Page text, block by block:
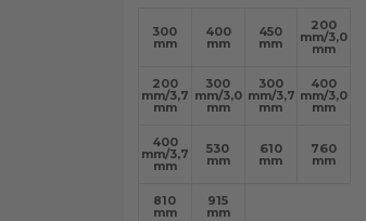
300
mm
400
mm
450
mm
200
mm/3,00
mm
200
mm/3,75
mm
300
mm/3,00
mm
300
mm/3,75
mm
400
mm/3,00
mm
400
mm/3,75
mm
530
mm
610
mm
760
mm
810
mm
915
mm